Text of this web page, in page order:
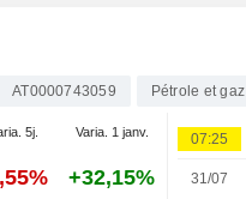
AT0000743059 Pétrole et
5j. Varia. 1 janv.
+32,15%
07:25
31/07